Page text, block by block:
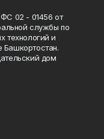
02 - 01456 от
службы по
технологий и
Башкортостан.
дом